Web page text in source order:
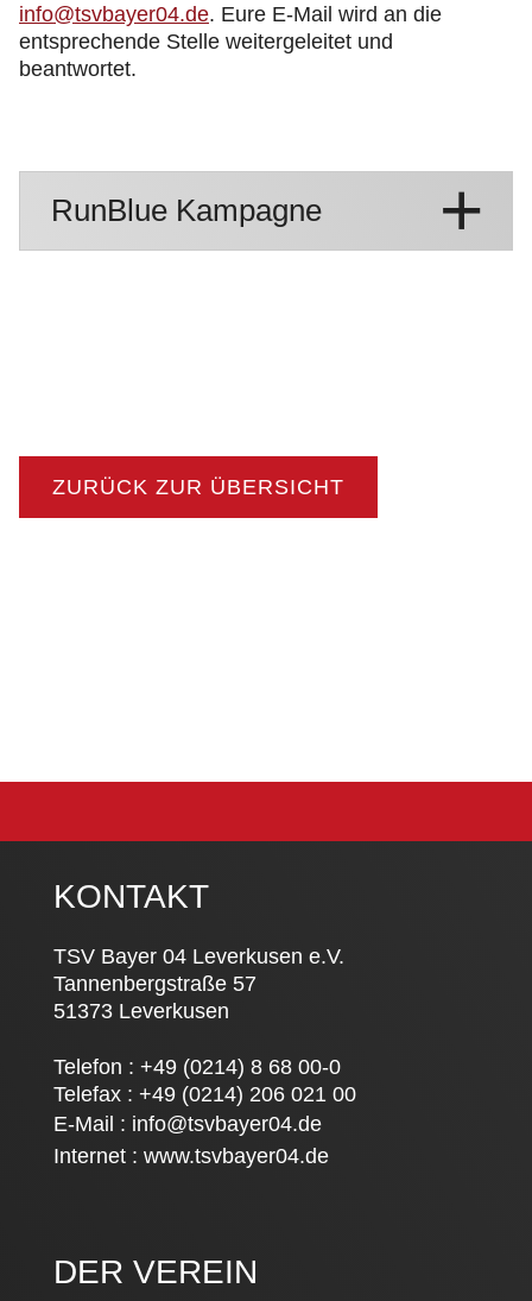
info@tsvbayer04.de. Eure E-Mail wird an die
entsprechende Stelle weitergeleitet und
beantwortet.
RunBlue Kampagne
ZURÜCK ZUR ÜBERSICHT
KONTAKT
TSV Bayer 04 Leverkusen e.V.
Tannenbergstraße 57
51373 Leverkusen
Telefon : +49 (0214) 8 68 00-0
Telefax : +49 (0214) 206 021 00
E-Mail : info@tsvbayer04.de
Internet : www.tsvbayer04.de
DER VEREIN